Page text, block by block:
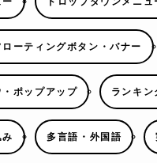
ローティングボタン・バナー
ポップアップ ランキン
多言語・外国語